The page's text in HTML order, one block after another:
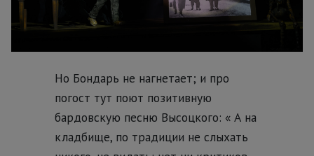
Но Бондарь не нагнетает; и про
погост тут поют позитивную
бардовскую песню Высоцкого: « А на
кладбище, по традиции не слыхать